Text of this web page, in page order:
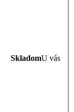
SkladomU vás